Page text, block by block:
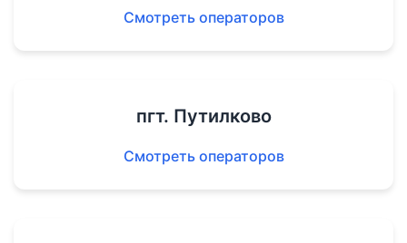
Смотреть операторов
пгт. Путилково
Смотреть операторов